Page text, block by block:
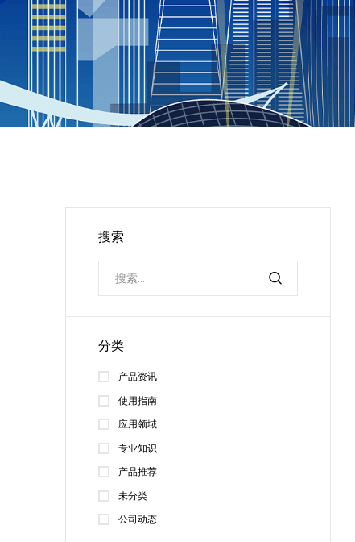
搜索
分类
产品资讯
使用指南
应用领域
专业知识
产品推荐
未分类
公司动态